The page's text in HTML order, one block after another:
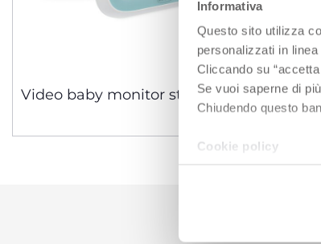
Informativa
Questo sito utilizza
personalizzati in
Cliccando su
Se vuoi saperne di
Chiudendo questo
Cookie policy
Video baby monitor start